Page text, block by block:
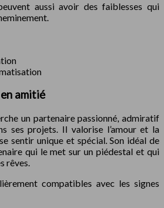
aussi avoir des faiblesses qui
amitié
un partenaire passionné, admiratif
ses projets. Il valorise l’amour et la
sentir unique et spécial. Son idéal de
qui le met sur un piédestal et qui
rêves.
compatibles avec les signes